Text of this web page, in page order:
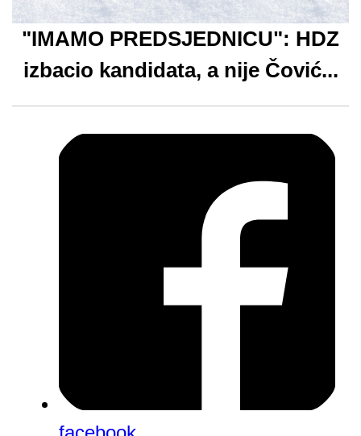
"IMAMO PREDSJEDNICU": HDZ
izbacio kandidata, a nije Čović...